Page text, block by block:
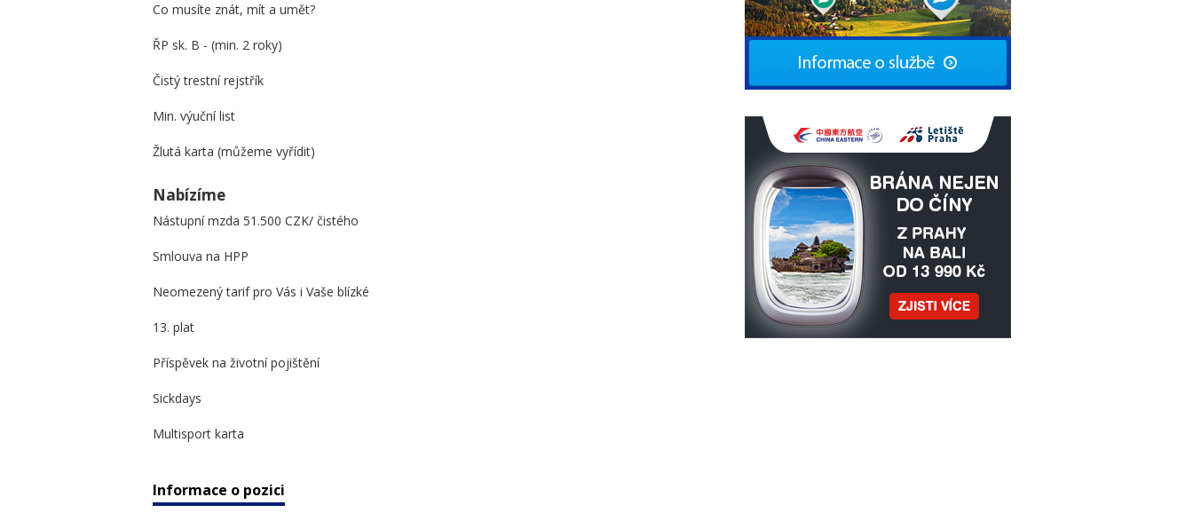
Co musíte znát, mít a umět?
ŘP sk. B - (min. 2 roky)
Čistý trestní rejstřík
Min. výuční list
Žlutá karta (můžeme vyřídit)
Nabízíme
Nástupní mzda 51.500 CZK/ čistého
Smlouva na HPP
Neomezený tarif pro Vás i Vaše blízké
13. plat
Příspěvek na životní pojištění
Sickdays
Multisport karta
Informace o pozici